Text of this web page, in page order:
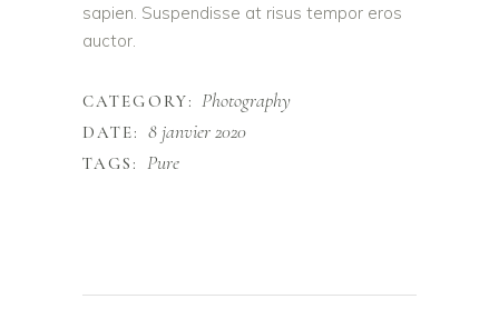
sapien. Suspendisse at risus tempor eros
auctor.
CATEGORY: Photography
DATE: 8 janvier 2020
TAGS: Pure